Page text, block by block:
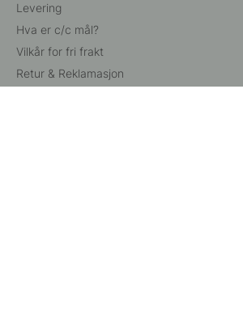
Levering
Hva er c/c mål?
Vilkår for fri frakt
Retur & Reklamasjon